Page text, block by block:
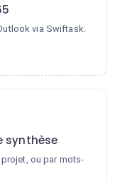
via Swiftask.
synthèse
ou par mots-